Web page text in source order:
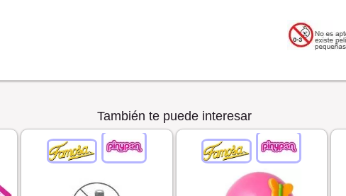
También te puede interesar